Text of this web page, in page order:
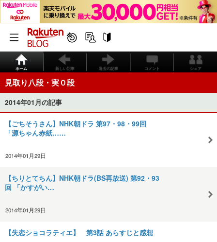
ホーム 新しい記事 過去の記事 コメント シェア
見取り八段・実０段
2014年01月の記事
【ごちそうさん】NHK朝ドラ 第97・98・99回
「源ちゃん赤紙……
2014年01月29日
【ちりとてちん】NHK朝ドラ(BS再放送) 第92・93
回 「かすがい…
2014年01月29日
【失恋ショコラティエ】 第3話 あらすじと感想